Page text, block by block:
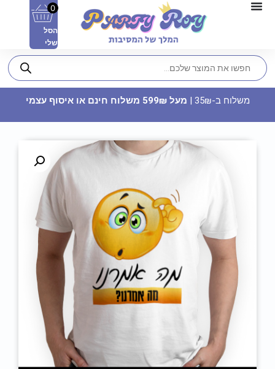
פלייסמנט - מיקי מאוס
5.50₪
ADD
0
הסל
שלי
משלוח ב-35₪ | מעל 599₪ משלוח חינם או איסוף עצמי